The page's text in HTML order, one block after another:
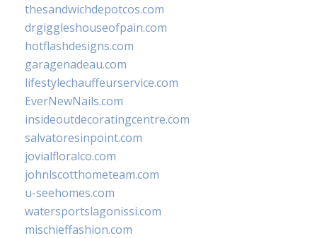
thesandwichdepotcos.com
drgiggleshouseofpain.com
hotflashdesigns.com
garagenadeau.com
lifestylechauffeurservice.com
EverNewNails.com
insideoutdecoratingcentre.com
salvatoresinpoint.com
jovialfloralco.com
johnlscotthometeam.com
u-seehomes.com
watersportslagonissi.com
mischieffashion.com